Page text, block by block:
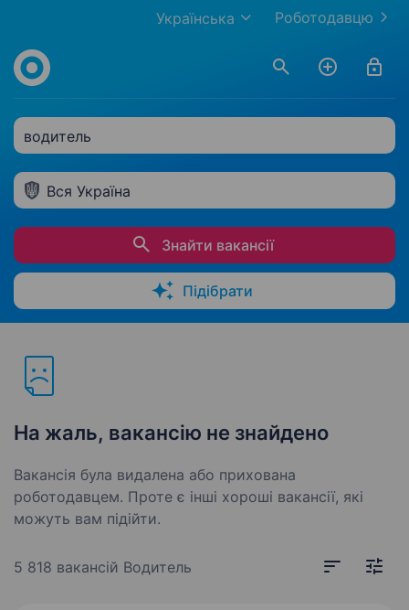
Роботодавцю
Українська
водитель
Вся Україна
Знайти вакансії
Підібрати
На жаль, вакансію не знайдено
Вакансія була видалена або прихована
роботодавцем. Проте є інші хороші вакансії, які
можуть вам підійти.
5 818 вакансій Водитель